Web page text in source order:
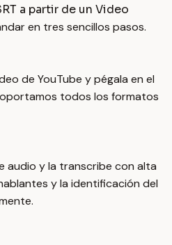
a partir de un Video
en tres sencillos pasos.
de YouTube y pégala en el
todos los formatos
audio y la transcribe con alta
y la identificación del